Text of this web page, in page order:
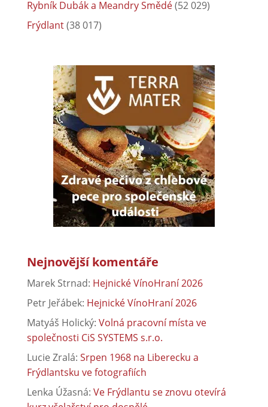
Rybník Dubák a Meandry Smědé(52 029)
Frýdlant(38 017)
Nejnovější komentáře
Marek Strnad: Hejnické VínoHraní 2026
Petr Jeřábek: Hejnické VínoHraní 2026
Matyáš Holický: Volná pracovní místa ve
společnosti CiS SYSTEMS s.r.o.
Lucie Zralá: Srpen 1968 na Liberecku a
Frýdlantsku ve fotografiích
Lenka Úžasná: Ve Frýdlantu se znovu otevírá